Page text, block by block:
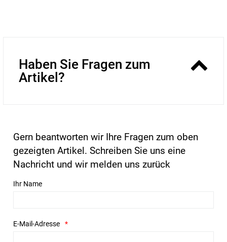
Haben Sie Fragen zum
Artikel?
Gern beantworten wir Ihre Fragen zum oben
gezeigten Artikel. Schreiben Sie uns eine
Nachricht und wir melden uns zurück
Ihr Name
E-Mail-Adresse